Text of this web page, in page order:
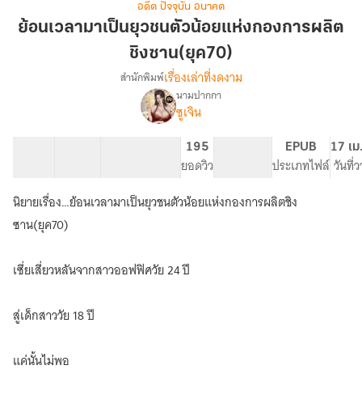
มา
ยุวชน
กอง
ผลิต
ชิง
ซาน(ยุค70)
อดีต ปัจจุบัน อนาคต
ย้อนเวลามาเป็นยุวชนตัวน้อยแห่งกองการผลิต
ชิงซาน(ยุค70)
เรื่อง(มี
E-
Book)
ย้อน
เวลา
มา
เป็น
แห่ง
กอง
สำนักพิมพ์เรื่องเล่าที่งดงาม
นามปากกา
ซูเจิน
195
ยอดวิว
EPUB
ประเภทไฟล์
17 เ
วันที่
นิยายเรื่อง…ย้อนเวลามาเป็นยุวชนตัวน้อยแห่งกองการผลิตชิง
ซาน(ยุค70)
เซี่ยเสี่ยวหลันจากสาวออฟฟิศวัย 24 ปี
สู่เด็กสาววัย 18 ปี
แค่นั้นไม่พอ